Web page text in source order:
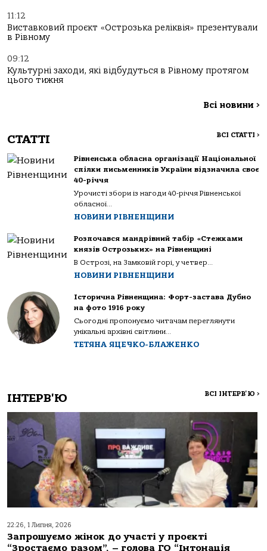
11:12
Виставковий проєкт «Острозька реліквія» презентували
в Рівному
09:12
Культурні заходи, які відбудуться в Рівному протягом
цього тижня
Всі новини >
СТАТТІ ВСІ СТАТТІ >
Рівненська обласна організації Національної
спілки письменників України відзначила своє
40-річчя
Урочисті збори із нагоди 40-річчя Рівненської
обласної...
НОВИНИ РІВНЕНЩИНИ
Розпочався мандрівний табір «Стежками
князів Острозьких» на Рівненщині
В Острозі, на Замковій горі, у четвер...
НОВИНИ РІВНЕНЩИНИ
Історична Рівненщина: Форт-застава Дубно
на фото 1916 року
Сьогодні пропонуємо читачам переглянути
унікальні архівні світлини...
ТЕТЯНА ЯЦЕЧКО-БЛАЖЕНКО
ІНТЕРВ'Ю ВСІ ІНТЕРВ'Ю >
22:26, 1 Липня, 2026
Запрошуємо жінок до участі у проєкті
“Зростаємо разом”, – голова ГО “Інтонація